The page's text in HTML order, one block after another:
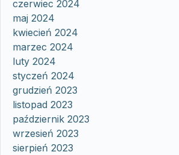
czerwiec 2024
maj 2024
kwiecień 2024
marzec 2024
luty 2024
styczeń 2024
grudzień 2023
listopad 2023
październik 2023
wrzesień 2023
sierpień 2023